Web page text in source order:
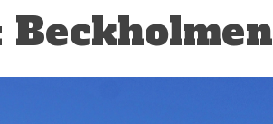
Beckholmen